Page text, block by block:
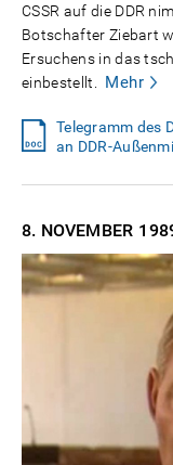
CSSR auf die DDR
Botschafter Ziebart
Ersuchens in das
einbestellt.
Mehr
Telegramm des
an DDR-
8. NOVEMBER